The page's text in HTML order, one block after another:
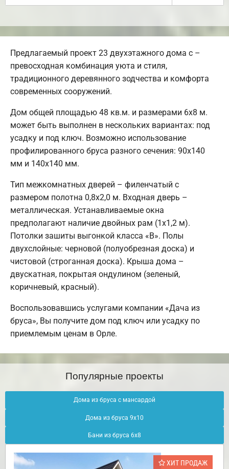
Предлагаемый проект 23 двухэтажного дома с –
превосходная комбинация уюта и стиля,
традиционного деревянного зодчества и комфорта
современных сооружений.
Дом общей площадью 48 кв.м. и размерами 6х8 м.
может быть выполнен в нескольких вариантах: под
усадку и под ключ. Возможно использование
профилированного бруса разного сечения: 90х140
мм и 140х140 мм.
Тип межкомнатных дверей – филенчатый с
размером полотна 0,8х2,0 м. Входная дверь –
металлическая. Устанавливаемые окна
предполагают наличие двойных рам (1х1,2 м).
Потолки зашиты выгонкой класса «В». Полы
двухслойные: черновой (полуобрезная доска) и
чистовой (строганная доска). Крыша дома –
двускатная, покрытая ондулином (зеленый,
коричневый, красный).
Воспользовавшись услугами компании «Дача из
бруса», Вы получите дом под ключ или усадку по
приемлемым ценам в Орле.
Популярные проекты
Дома из бруса с мансардой
Дома из бруса 9х10
Бани из бруса 6х8
ХИТ ПРОДАЖ